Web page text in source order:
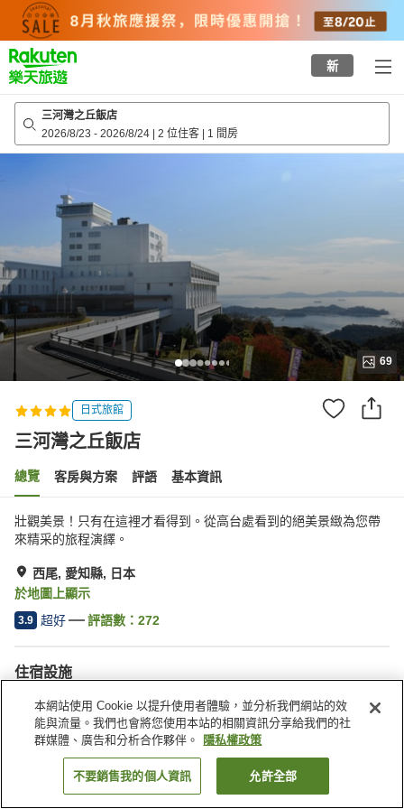
top
page
新
三河灣之丘飯店
2026/8/23 - 2026/8/24 | 2 位住客 | 1 間房
69
日式旅館
三河灣之丘飯店
總覽 客房與方案 評語 基本資訊
壯觀美景！只有在這裡才看得到。從高台處看到的絕美景緻為您帶
來精采的旅程演繹。
西尾, 愛知縣, 日本
於地圖上顯示
3.9 超好 評語數： 272
住宿設施
停車場
三溫暖
游泳池
餐廳
找客房
本網站使用 Cookie 以提升使用者體驗，並分析我們網站的效
能與流量。我們也會將您使用本站的相關資訊分享給我們的社
群媒體、廣告和分析合作夥伴。
隱私權政策
不要銷售我的個人資訊 允許全部